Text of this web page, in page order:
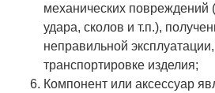
механических повреждений
удара, сколов и т.п.),
неправильной
транспортировке изделия;
Компонент или аксессуар